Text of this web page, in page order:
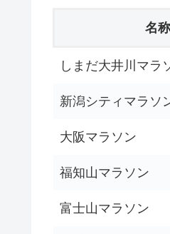
名称
しまだ大井川マラ
新潟シティマラソ
大阪マラソン
福知山マラソン
富士山マラソン